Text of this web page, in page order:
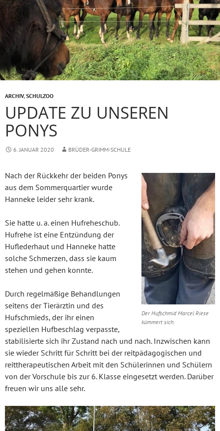
ARCHIV,SCHULZOO
UPDATE ZU UNSEREN
PONYS
6. JANUAR 2020 BRÜDER-GRIMM-SCHULE
Der Hufschmid Marcel Riese
kümmert sich.
Nach der Rückkehr der beiden Ponys
aus dem Sommerquartier wurde
Hanneke leider sehr krank.
Sie hatte u. a. einen Hufreheschub.
Hufrehe ist eine Entzündung der
Huflederhaut und Hanneke hatte
solche Schmerzen, dass sie kaum
stehen und gehen konnte.
Durch regelmäßige Behandlungen
seitens der Tierärztin und des
Hufschmieds, der ihr einen
speziellen Hufbeschlag verpasste,
stabilisierte sich ihr Zustand nach und nach. Inzwischen kann
sie wieder Schritt für Schritt bei der reitpädagogischen und
reittherapeutischen Arbeit mit den Schülerinnen und Schülern
von der Vorschule bis zur 6. Klasse eingesetzt werden. Darüber
freuen wir uns alle sehr.